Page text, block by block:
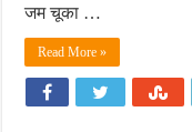
जम चूका …
Read More »